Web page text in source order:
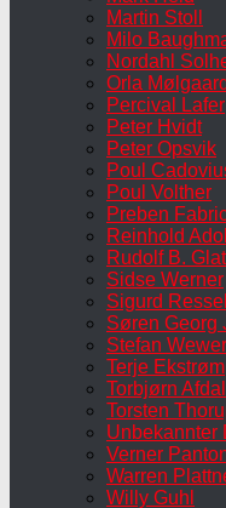
Martin Stoll
Milo
Nordahl
Orla
Percival Lafer
Peter Hvidt
Peter Opsvik
Poul
Poul Volther
Preben
Reinhold
Rudolf B.
Sidse Werner
Sigurd Ressell
Søren Georg
Stefan
Terje Ekstrøm
Torbjørn Afdal
Torsten
Unbekannter
Verner
Warren
Willy Guhl